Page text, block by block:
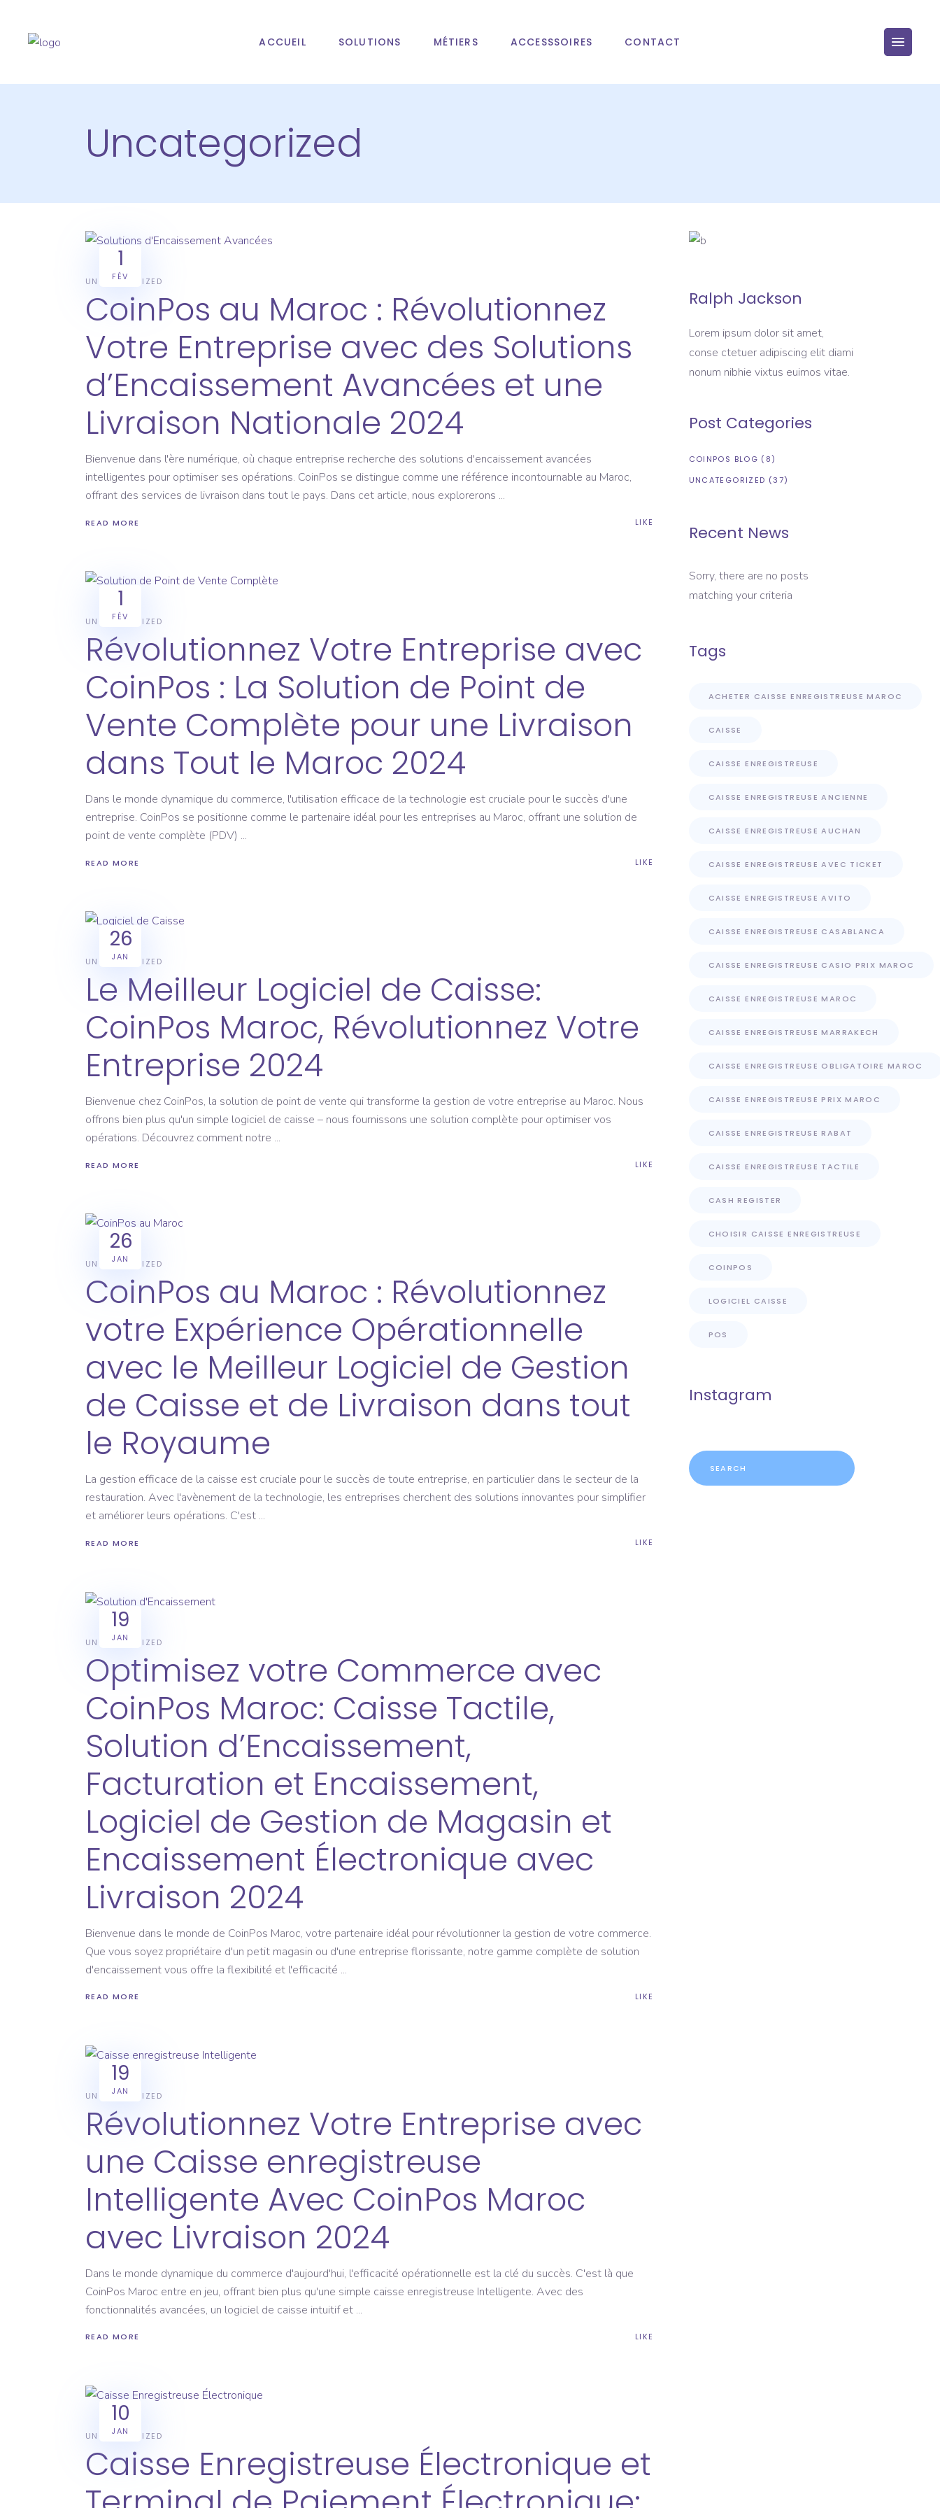
ACCUEIL SOLUTIONS MÉTIERS ACCESSSOIRES CONTACT
Uncategorized
1
FÉV
UNCATEGORIZED
CoinPos au Maroc : Révolutionnez
Votre Entreprise avec des Solutions
d’Encaissement Avancées et une
Livraison Nationale 2024
Bienvenue dans l'ère numérique, où chaque entreprise recherche des solutions d'encaissement avancées
intelligentes pour optimiser ses opérations. CoinPos se distingue comme une référence incontournable au Maroc,
offrant des services de livraison dans tout le pays. Dans cet article, nous explorerons
READ MORE LIKE
1
FÉV
UNCATEGORIZED
Révolutionnez Votre Entreprise avec
CoinPos : La Solution de Point de
Vente Complète pour une Livraison
dans Tout le Maroc 2024
Dans le monde dynamique du commerce, l'utilisation efficace de la technologie est cruciale pour le succès d'une
entreprise. CoinPos se positionne comme le partenaire idéal pour les entreprises au Maroc, offrant une solution de
point de vente complète (PDV)
READ MORE LIKE
26
JAN
UNCATEGORIZED
Le Meilleur Logiciel de Caisse:
CoinPos Maroc, Révolutionnez Votre
Entreprise 2024
Bienvenue chez CoinPos, la solution de point de vente qui transforme la gestion de votre entreprise au Maroc. Nous
offrons bien plus qu'un simple logiciel de caisse – nous fournissons une solution complète pour optimiser vos
opérations. Découvrez comment notre
READ MORE LIKE
26
JAN
UNCATEGORIZED
CoinPos au Maroc : Révolutionnez
votre Expérience Opérationnelle
avec le Meilleur Logiciel de Gestion
de Caisse et de Livraison dans tout
le Royaume
La gestion efficace de la caisse est cruciale pour le succès de toute entreprise, en particulier dans le secteur de la
restauration. Avec l'avènement de la technologie, les entreprises cherchent des solutions innovantes pour simplifier
et améliorer leurs opérations. C'est
READ MORE LIKE
19
JAN
UNCATEGORIZED
Optimisez votre Commerce avec
CoinPos Maroc: Caisse Tactile,
Solution d’Encaissement,
Facturation et Encaissement,
Logiciel de Gestion de Magasin et
Encaissement Électronique avec
Livraison 2024
Bienvenue dans le monde de CoinPos Maroc, votre partenaire idéal pour révolutionner la gestion de votre commerce.
Que vous soyez propriétaire d'un petit magasin ou d'une entreprise florissante, notre gamme complète de solution
d'encaissement vous offre la flexibilité et l'efficacité
READ MORE LIKE
19
JAN
UNCATEGORIZED
Révolutionnez Votre Entreprise avec
une Caisse enregistreuse
Intelligente Avec CoinPos Maroc
avec Livraison 2024
Dans le monde dynamique du commerce d'aujourd'hui, l'efficacité opérationnelle est la clé du succès. C'est là que
CoinPos Maroc entre en jeu, offrant bien plus qu'une simple caisse enregistreuse Intelligente. Avec des
fonctionnalités avancées, un logiciel de caisse intuitif et
READ MORE LIKE
10
JAN
UNCATEGORIZED
Caisse Enregistreuse Électronique et
Ralph Jackson
Lorem ipsum dolor sit amet,
conse ctetuer adipiscing elit diami
nonum nibhie vixtus euimos vitae.
Post Categories
COINPOS BLOG (8)
UNCATEGORIZED (37)
Recent News
Sorry, there are no posts
matching your criteria
Tags
ACHETER CAISSE ENREGISTREUSE MAROC
CAISSE
CAISSE ENREGISTREUSE
CAISSE ENREGISTREUSE ANCIENNE
CAISSE ENREGISTREUSE AUCHAN
CAISSE ENREGISTREUSE AVEC TICKET
CAISSE ENREGISTREUSE AVITO
CAISSE ENREGISTREUSE CASABLANCA
CAISSE ENREGISTREUSE CASIO PRIX MAROC
CAISSE ENREGISTREUSE MAROC
CAISSE ENREGISTREUSE MARRAKECH
CAISSE ENREGISTREUSE OBLIGATOIRE MAROC
CAISSE ENREGISTREUSE PRIX MAROC
CAISSE ENREGISTREUSE RABAT
CAISSE ENREGISTREUSE TACTILE
CASH REGISTER
CHOISIR CAISSE ENREGISTREUSE
COINPOS
LOGICIEL CAISSE
POS
Instagram
Search
for: